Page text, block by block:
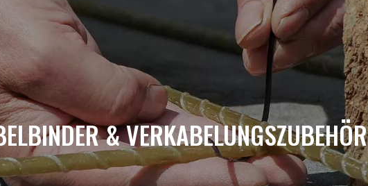
& VERKABELUNGSZUBEHÖR